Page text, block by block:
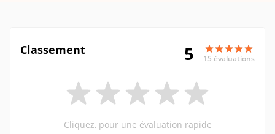
Classement 5 15 évaluations
Cliquez, pour une évaluation rapide